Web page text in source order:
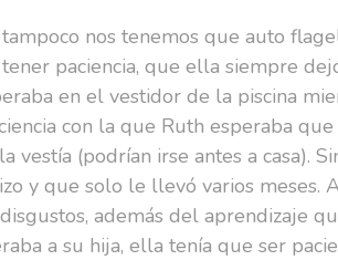
nos tenemos que auto
paciencia, que ella siempre
en el vestidor de la piscina
con la que Ruth esperaba que
(podrían irse antes a casa).
y que solo le llevó varios meses.
además del aprendizaje
a su hija, ella tenía que ser